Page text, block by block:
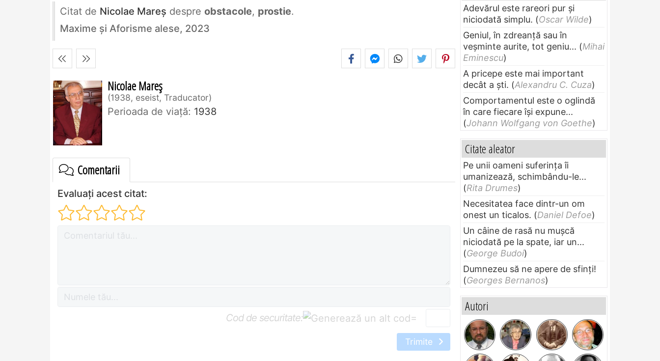
Citat de Nicolae Mareș despre obstacole, prostie.
Maxime și Aforisme alese, 2023
Nicolae Mareș
1938, eseist, Traducator
Perioada de viaţă: 1938
Comentarii
Evaluați acest citat:
Cod de securitate: =
Trimite
Adevărul este rareori pur și
niciodată simplu. (Oscar Wilde)
Geniul, în zdreanţă sau în
veşminte aurite, tot geniu... (Mihai
Eminescu)
A pricepe este mai important
decât a ști. (Alexandru C. Cuza)
Comportamentul este o oglindă
în care fiecare își expune...
(Johann Wolfgang von Goethe)
Citate aleator
Pe unii oameni suferinţa îi
umanizează, schimbându-le...
(Rita Drumes)
Necesitatea face dintr-un om
onest un ticalos. (Daniel Defoe)
Un câine de rasă nu muşcă
niciodată pe la spate, iar un...
(George Budoi)
Dumnezeu să ne apere de sfinți!
(Georges Bernanos)
Autori